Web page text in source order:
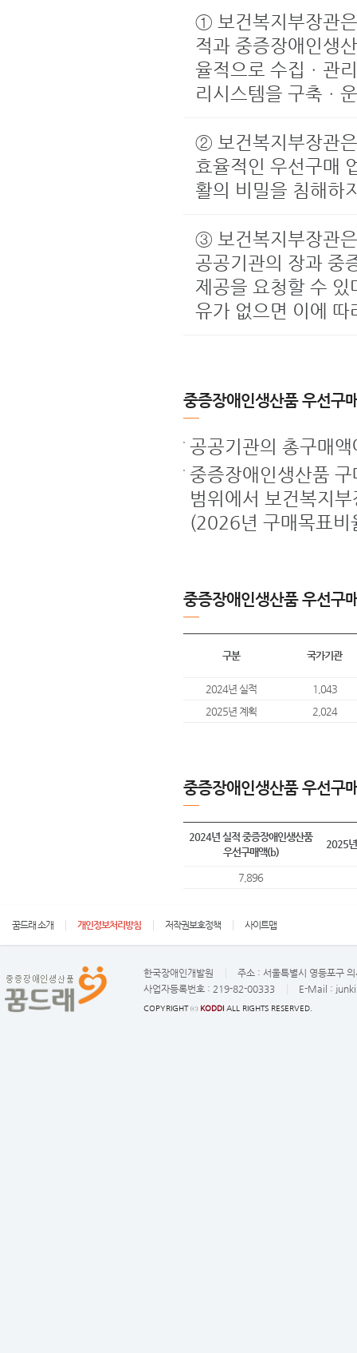
① 보건복지부장관
적과 중증장애인생
율적으로 수집ㆍ관
리시스템을 구축ㆍ
② 보건복지부장관
효율적인 우선구매
활의 비밀을 침해하
③ 보건복지부장관
공공기관의 장과 중
제공을 요청할 수
유가 없으면 이에 따
중증장애인생산품 우선구
공공기관의 총구매
중증장애인생산품
범위에서 보건복지
(2026년 구매목표
중증장애인생산품 우선구
구분 국가기관
2024년 실적
1,043
2025년 계획
2,024
중증장애인생산품 우선구
2024년 실적 중증장애인생산품
우선구매액(b)
2025
7,896
꿈드래 소개 개인정보처리방침 저작권보호정책 사이트맵
한국장애인개발원 주소 : 서울특별시 영등포구
사업자등록번호 : 219-82-00333 E-Mail :
COPYRIGHT ⓒ KODDI ALL RIGHTS RESERVED.